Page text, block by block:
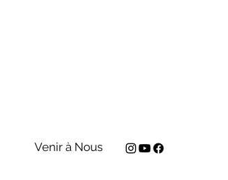
Venir à Nous